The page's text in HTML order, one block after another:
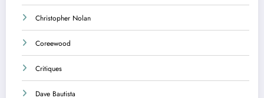
Christopher Nolan
Coreewood
Critiques
Dave Bautista